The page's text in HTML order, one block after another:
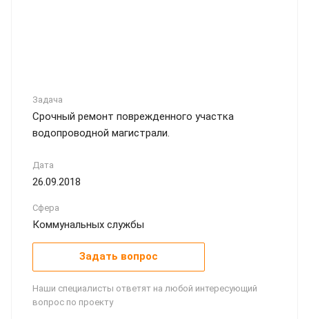
Задача
Срочный ремонт поврежденного участка
водопроводной магистрали.
Дата
26.09.2018
Сфера
Коммунальных службы
Задать вопрос
Наши специалисты ответят на любой интересующий
вопрос по проекту